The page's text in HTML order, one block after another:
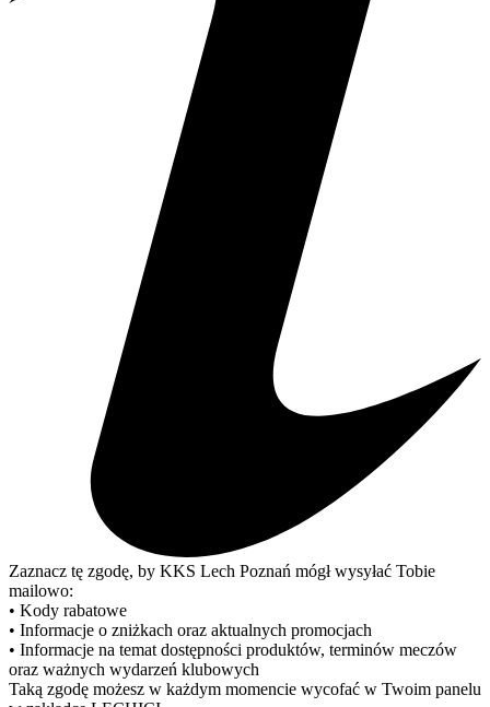
Zaznacz tę zgodę, by KKS Lech Poznań mógł wysyłać Tobie
mailowo:
• Kody rabatowe
• Informacje o zniżkach oraz aktualnych promocjach
• Informacje na temat dostępności produktów, terminów meczów
oraz ważnych wydarzeń klubowych
Taką zgodę możesz w każdym momencie wycofać w Twoim panelu